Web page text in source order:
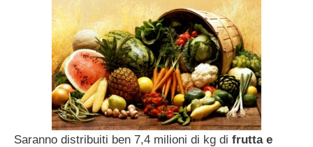
Saranno distribuiti ben 7,4 milioni di kg di frutta e